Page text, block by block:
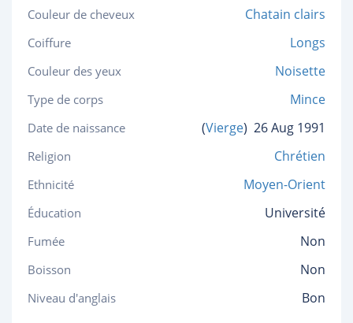
Couleur de cheveux Chatain clairs
Coiffure Longs
Couleur des yeux Noisette
Type de corps Mince
Date de naissance (Vierge) 26 Aug 1991
Religion Chrétien
Ethnicité Moyen-Orient
Éducation Université
Fumée Non
Boisson Non
Niveau d'anglais Bon